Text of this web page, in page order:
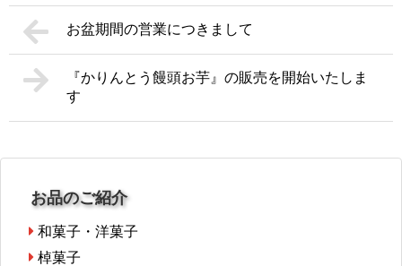
お盆期間の営業につきまして
『かりんとう饅頭お芋』の販売を開始いたしま
す
お品のご紹介
和菓子・洋菓子
棹菓子